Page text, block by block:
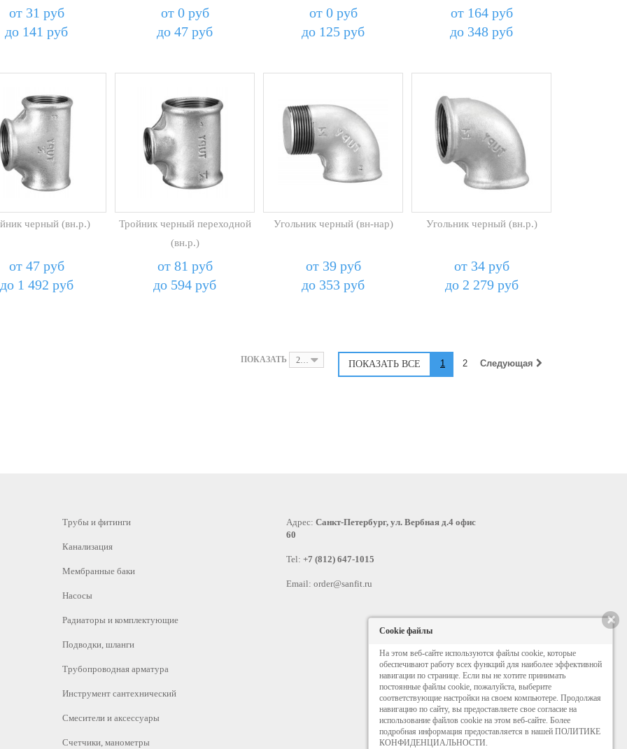
от 31 руб
до 141 руб
от 0 руб
до 47 руб
от 0 руб
до 125 руб
от 164 руб
до 348 руб
черный (вн.р.)
от 47 руб
до 1 492 руб
Тройник черный переходной
(вн.р.)
от 81 руб
до 594 руб
Угольник черный (вн-нар)
от 39 руб
до 353 руб
Угольник черный (вн.р.)
от 34 руб
до 2 279 руб
ПОКАЗАТЬ 24 1 2 Следующая
Трубы и фитинги
Канализация
Мембранные баки
Насосы
Радиаторы и комплектующие
Подводки, шланги
Трубопроводная арматура
Инструмент сантехнический
Смесители и аксессуары
Счетчики, манометры
Адрес: Санкт-Петербург, ул. Вербная д.4 офис
60
Tel: +7 (812) 647-1015
Email: order@sanfit.ru
×
Cookie файлы
На этом веб-сайте используются файлы cookie, которые
обеспечивают работу всех функций для наиболее эффективной
навигации по странице. Если вы не хотите принимать
постоянные файлы cookie, пожалуйста, выберите
соответствующие настройки на своем компьютере. Продолжая
навигацию по сайту, вы предоставляете свое согласие на
использование файлов cookie на этом веб-сайте. Более
подробная информация предоставляется в нашей ПОЛИТИКЕ
КОНФИДЕНЦИАЛЬНОСТИ.